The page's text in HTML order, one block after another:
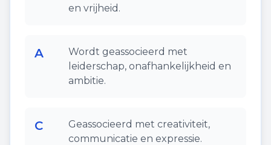
en vrijheid.
A
Wordt geassocieerd met
leiderschap, onafhankelijkheid en
ambitie.
C
Geassocieerd met creativiteit,
communicatie en expressie.